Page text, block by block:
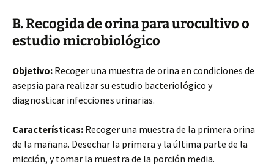
B. Recogida de orina para urocultivo o
estudio microbiológico
Objetivo: Recoger una muestra de orina en condiciones de
asepsia para realizar su estudio bacteriológico y
diagnosticar infecciones urinarias.
Características: Recoger una muestra de la primera orina
de la mañana. Desechar la primera y la última parte de la
micción, y tomar la muestra de la porción media.